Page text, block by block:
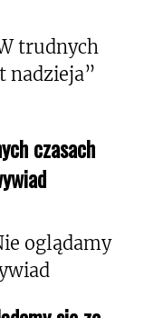
czasach